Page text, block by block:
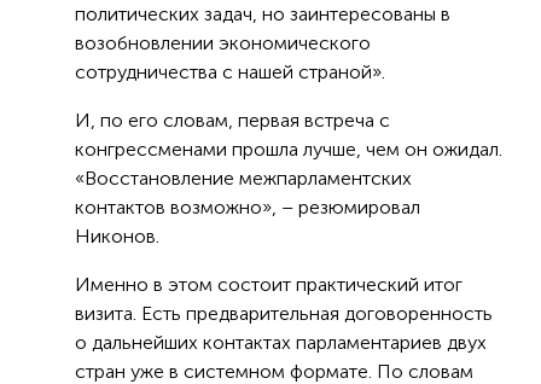
политических задач, но заинтересованы в
возобновлении экономического
сотрудничества с нашей страной».
И, по его словам, первая встреча с
конгрессменами прошла лучше, чем он ожидал.
«Восстановление межпарламентских
контактов возможно», – резюмировал
Никонов.
Именно в этом состоит практический итог
визита. Есть предварительная договоренность
о дальнейших контактах парламентариев двух
стран уже в системном формате. По словам